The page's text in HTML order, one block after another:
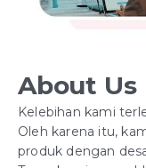
About Us
Kelebihan kami
Oleh karena itu,
produk dengan